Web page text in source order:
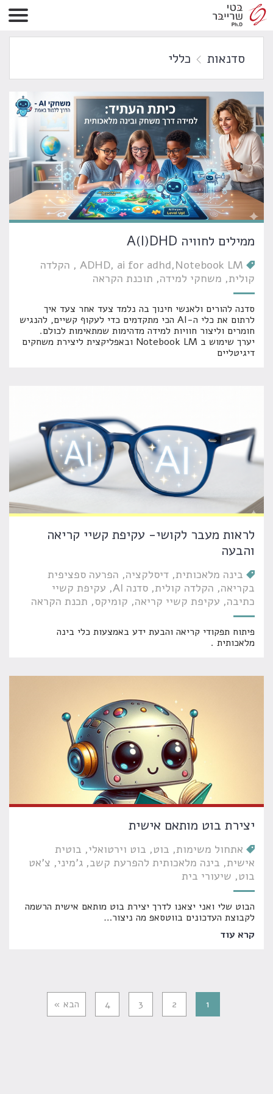
סדנאות כללי
ממילים לחוויה A(I)DHD
ADHD ai for adhd Notebook LM
הקלדה
קולית משחקי למידה תוכנת הקראה
סדנה להורים ולאנשי חינוך בה נלמד צעד אחר צעד איך
לרתום את כלי ה-AI הכי מתקדמים כדי לעקוף קשיים, להנגיש
חומרים וליצור חוויות למידה מדהימות שמתאימות לכולם.
יערך שימוש ב Notebook LM ובאפליקצית ליצירת משחקים
דיגיטליים
לראות מעבר לקושי- עקיפת קשיי קריאה
והבעה
בינה מלאכותית דיסלקציה הפרעה ספציפית
בקריאה הקלדה קולית סדנה AI
עקיפת קשיי
כתיבה עקיפת קשיי קריאה קומיקס תכנת הקראה
פיתוח תפקודי קריאה והבעת ידע באמצעות כלי בינה
מלאכותית .
יצירת בוט מותאם אישית
אתחול משימות בוט בוט וירטואלי בוטית
אישית בינה מלאכותית להפרעת קשב ג'מיני צ'אט
בוט שיעורי בית
הבוט שלי ואני יצאנו לדרך יצירת בוט מותאם אישית הרשמה
לקבוצת העדכונים בווטסאפ מה ניצור…
קרא עוד
1
2
3
4 הבא »